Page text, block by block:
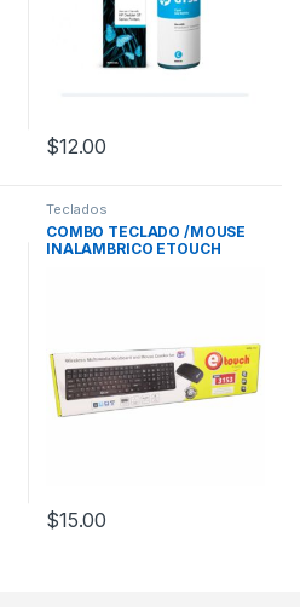
$12.00
Teclados
COMBO TECLADO /MOUSE
INALAMBRICO ETOUCH
$15.00